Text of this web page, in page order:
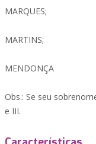
MARQUES;
MARTINS;
MENDONÇA
Obs.: Se seu
e III.